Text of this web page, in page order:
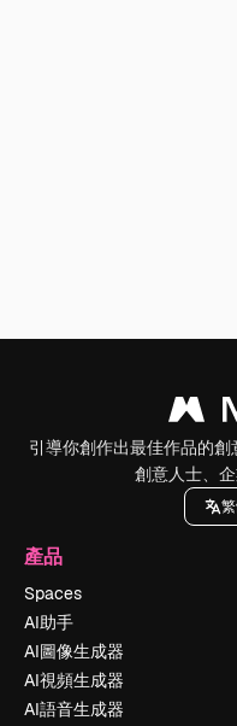
引導你創作出最佳作品的
創意人士、
產品
Spaces
AI助手
AI圖像生成器
AI視頻生成器
AI語音生成器